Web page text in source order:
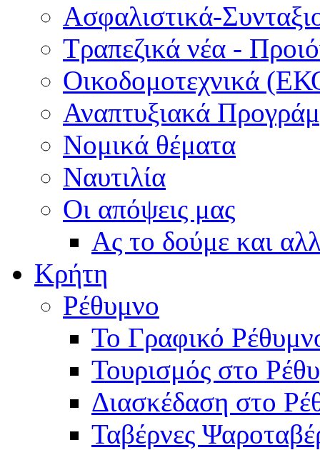
Ασφαλιστικά-
Τραπεζικά νέα -
Οικοδομοτεχνικά
Αναπτυξιακά
Νομικά θέματα
Ναυτιλία
Οι απόψεις μας
Ας το δούμε και
Κρήτη
Ρέθυμνο
Το Γραφικό
Τουρισμός στο
Διασκέδαση στο
Ταβέρνες